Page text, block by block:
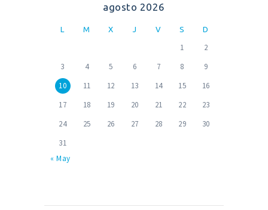
agosto 2026
L M X J V S D
1
2
3
4 5 6 7 8
9
10
11 12 13 14 15
16
17
18 19 20 21 22
23
24
25 26 27 28 29
30
31
« May